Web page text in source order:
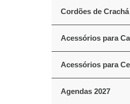
Cordões de Crachá
Acessórios para
Acessórios para
Agendas 2027